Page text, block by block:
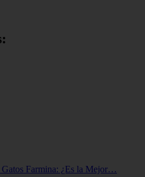
Gatos Farmina: ¿Es la Mejor…